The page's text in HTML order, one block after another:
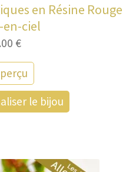
en Résine Rouge
en-ciel
€
le bijou